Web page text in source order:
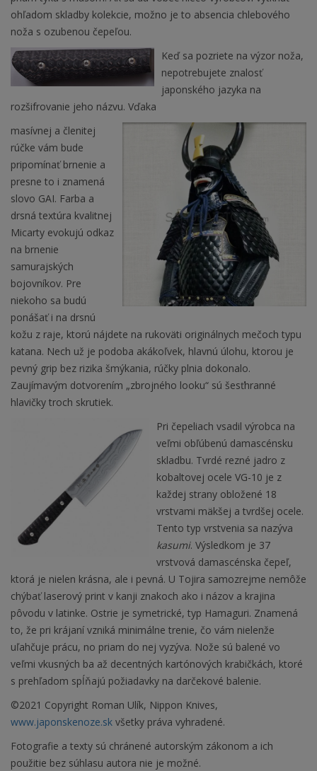
ohľadom skladby kolekcie, možno je to absencia chlebového
noža s ozubenou čepeľou.
Keď sa pozriete na výzor noža,
nepotrebujete znalosť
japonského jazyka na
rozšifrovanie jeho názvu. Vďaka
masívnej a členitej
rúčke vám bude
pripomínať brnenie a
presne to i znamená
slovo GAI. Farba a
drsná textúra kvalitnej
Micarty evokujú odkaz
na brnenie
samurajských
bojovníkov. Pre
niekoho sa budú
ponášať i na drsnú
kožu z raje, ktorú nájdete na rukoväti originálnych mečoch typu
katana. Nech už je podoba akákoľvek, hlavnú úlohu, ktorou je
pevný grip bez rizika šmýkania, rúčky plnia dokonalo.
Zaujímavým dotvorením „zbrojného looku“ sú šesťhranné
hlavičky troch skrutiek.
Pri čepeliach vsadil výrobca na
veľmi obľúbenú damascénsku
skladbu. Tvrdé rezné jadro z
kobaltovej ocele VG-10 je z
každej strany obložené 18
vrstvami mäkšej a tvrdšej ocele.
Tento typ vrstvenia sa nazýva
kasumi. Výsledkom je 37
vrstvová damascénska čepeľ,
ktorá je nielen krásna, ale i pevná. U Tojira samozrejme nemôže
chýbať laserový print v kanji znakoch ako i názov a krajina
pôvodu v latinke. Ostrie je symetrické, typ Hamaguri. Znamená
to, že pri krájaní vzniká minimálne trenie, čo vám nielenže
uľahčuje prácu, no priam do nej vyzýva. Nože sú balené vo
veľmi vkusných ba až decentných kartónových krabičkách, ktoré
s prehľadom spĺňajú požiadavky na darčekové balenie.
©2021 Copyright Roman Ulík, Nippon Knives,
www.japonskenoze.sk všetky práva vyhradené.
Fotografie a texty sú chránené autorským zákonom a ich
použitie bez súhlasu autora nie je možné.